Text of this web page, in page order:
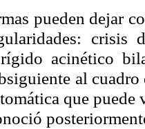
pueden dejar
crisis
acinético
al
que puede